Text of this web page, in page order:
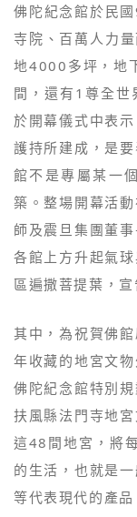
佛陀紀念館於民
寺院、百萬人力
地4000多坪，地
間，還有1尊全
於開幕儀式中表
護持所建成，是
館不是專屬某一
築。整場開幕活
師及震旦集團董
各館上方升起氣
區遍撒菩提葉，
其中，為祝賀佛
年收藏的地宮文
佛陀紀念館特別
扶風縣法門寺地
這48間地宮，將
的生活，也就是
等代表現代的產品